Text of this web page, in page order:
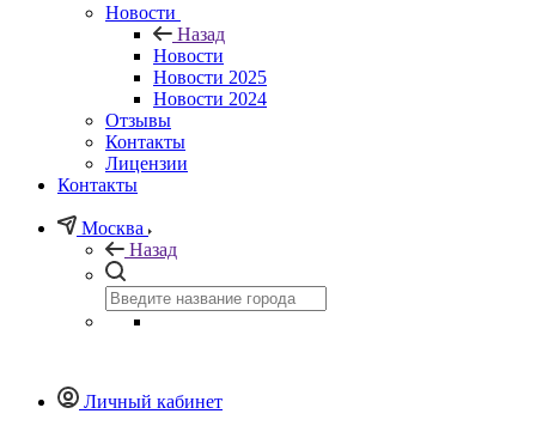
Новости
Назад
Новости
Новости 2025
Новости 2024
Отзывы
Контакты
Лицензии
Контакты
Москва
Назад
Личный кабинет